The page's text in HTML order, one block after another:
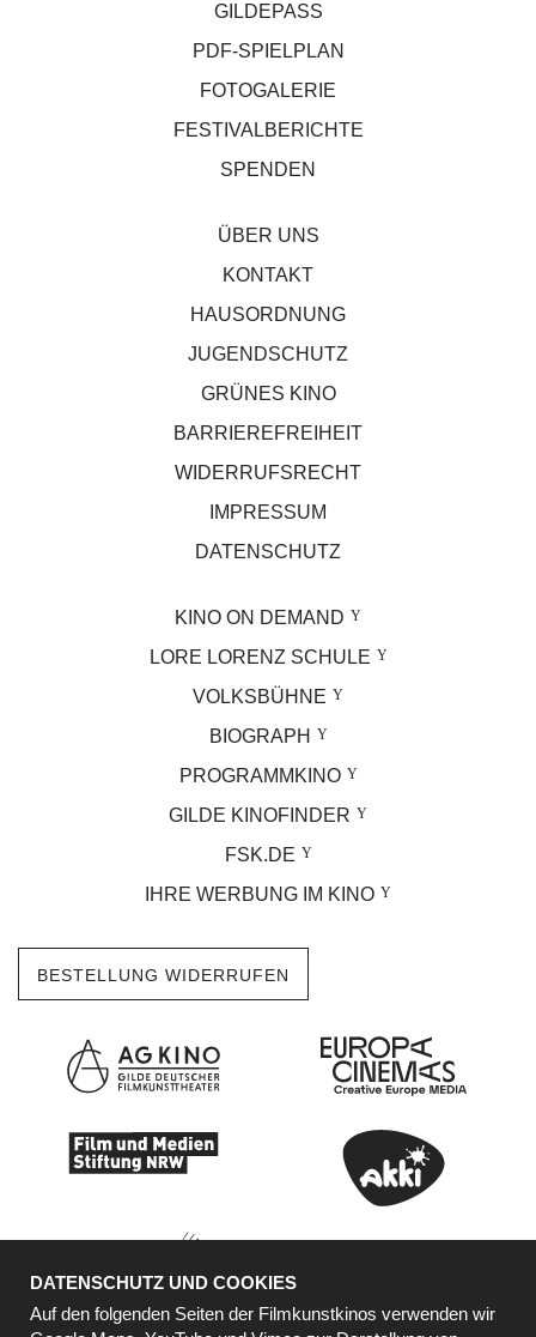
GILDEPASS
PDF-SPIELPLAN
FOTOGALERIE
FESTIVALBERICHTE
SPENDEN
ÜBER UNS
KONTAKT
HAUSORDNUNG
JUGENDSCHUTZ
GRÜNES KINO
BARRIEREFREIHEIT
WIDERRUFSRECHT
IMPRESSUM
DATENSCHUTZ
KINO ON DEMAND
LORE LORENZ SCHULE
VOLKSBÜHNE
BIOGRAPH
PROGRAMMKINO
GILDE KINOFINDER
FSK.DE
IHRE WERBUNG IM KINO
BESTELLUNG WIDERRUFEN
DATENSCHUTZ UND COOKIES
Auf den folgenden Seiten der Filmkunstkinos verwenden wir